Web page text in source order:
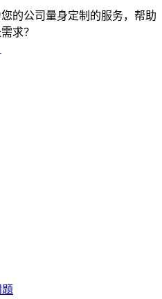
的公司量身定制的服务，帮助
求？